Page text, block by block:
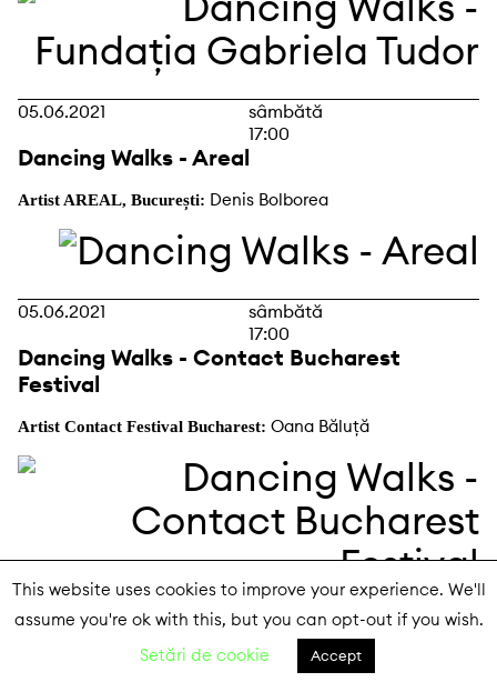
05.06.2021
sâmbătă
17:00
Dancing Walks - Areal
Artist AREAL, București: Denis Bolborea
05.06.2021
sâmbătă
17:00
Dancing Walks - Contact Bucharest
Festival
Artist Contact Festival Bucharest: Oana Băluță
06.06.2021
duminică
11:00
Dancing Walks - Contact Bucharest
This website uses cookies to improve your experience. We'll
assume you're ok with this, but you can opt-out if you wish.
Setări de cookie
Accept